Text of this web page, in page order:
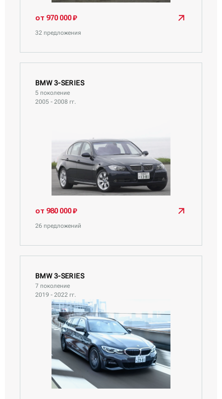
от 970 000 ₽
32 предложения
BMW 3-SERIES
5 поколение
2005 - 2008 гг.
от 980 000 ₽
26 предложений
BMW 3-SERIES
7 поколение
2019 - 2022 гг.